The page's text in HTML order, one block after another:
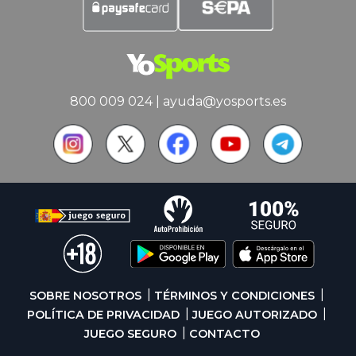
800 009 024| ayuda@yosports.es
SOBRE NOSOTROS
TÉRMINOS Y CONDICIONES
POLÍTICA DE PRIVACIDAD
JUEGO AUTORIZADO
JUEGO SEGURO
CONTACTO